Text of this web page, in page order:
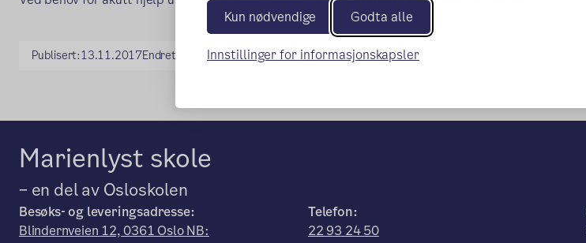
Kun nødvendige Godta alle
Innstillinger for informasjonskapsler
Publisert:13.11.2017Endret: 25.04.2025
Marienlyst skole
– en del av Osloskolen
Besøks- og leveringsadresse:
Blindernveien 12, 0361 Oslo NB:
Telefon:
22 93 24 50